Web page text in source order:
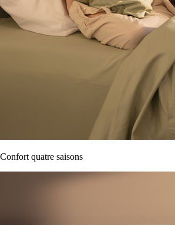
Confort quatre saisons